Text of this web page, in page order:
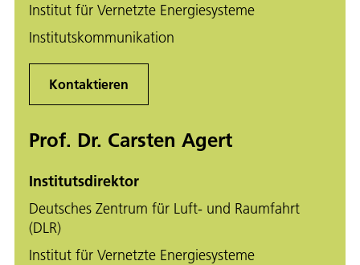
Institut für Vernetzte Energiesysteme
Institutskommunikation
Kontaktieren
Prof. Dr. Carsten Agert
Institutsdirektor
Deutsches Zentrum für Luft- und Raumfahrt
(DLR)
Institut für Vernetzte Energiesysteme